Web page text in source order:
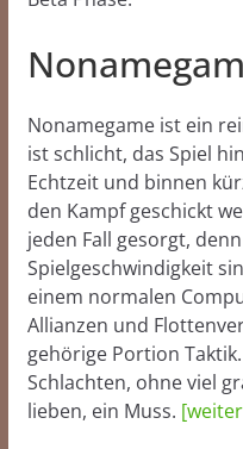
Nonamegame ist ein
ist schlicht, das Spiel
Echtzeit und binnen
den Kampf geschickt
jeden Fall gesorgt,
Spielgeschwindigkeit
einem normalen
Allianzen und
gehörige Portion
Schlachten, ohne viel
lieben, ein Muss.